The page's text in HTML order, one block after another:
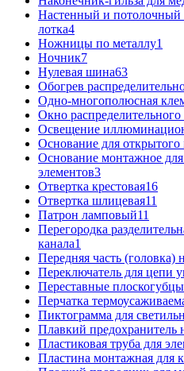
Настенный и потолочный
лотка4
Ножницы по металлу1
Ночник7
Нулевая шина63
Обогрев
Одно-многополюсная
Окно
Освещение
Основание для открытого
Основание монтажное
элементов3
Отвертка крестовая16
Отвертка шлицевая11
Патрон ламповый11
Перегородка
канала1
Передняя часть
Переключатель для цепи
Переставные плоскогубцы
Перчатка
Пиктограмма для
Плавкий предохранитель
Пластиковая труба для
Пластина монтажная для